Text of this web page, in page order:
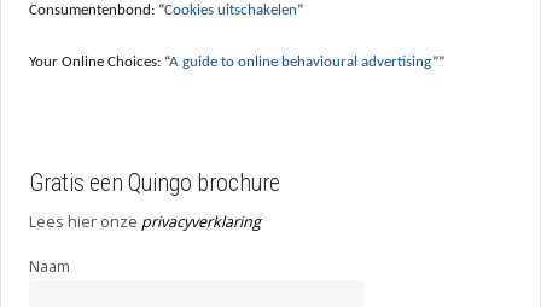
Consumentenbond: “Cookies uitschakelen”
Your Online Choices: “A guide to online behavioural advertising””
Gratis een Quingo brochure
Lees hier onze privacyverklaring
Naam